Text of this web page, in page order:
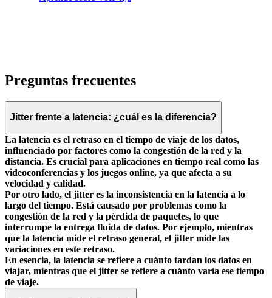
Preguntas frecuentes
Jitter frente a latencia: ¿cuál es la diferencia?
La latencia es el retraso en el tiempo de viaje de los datos,
influenciado por factores como la congestión de la red y la
distancia. Es crucial para aplicaciones en tiempo real como las
videoconferencias y los juegos online, ya que afecta a su
velocidad y calidad.
Por otro lado, el jitter es la inconsistencia en la latencia a lo
largo del tiempo. Está causado por problemas como la
congestión de la red y la pérdida de paquetes, lo que
interrumpe la entrega fluida de datos. Por ejemplo, mientras
que la latencia mide el retraso general, el jitter mide las
variaciones en este retraso.
En esencia, la latencia se refiere a cuánto tardan los datos en
viajar, mientras que el jitter se refiere a cuánto varía ese tiempo
de viaje.